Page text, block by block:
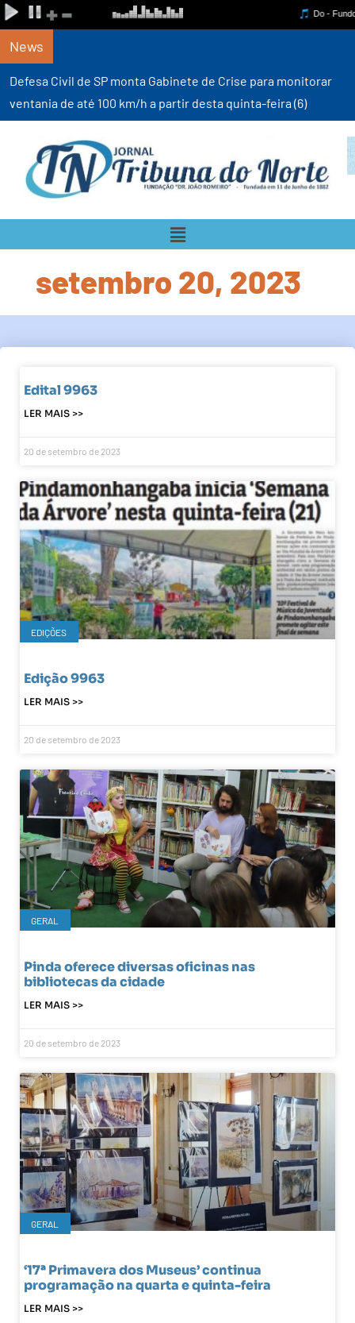
News
Defesa Civil de SP monta Gabinete de Crise para monitorar
ventania de até 100 km/h a partir desta quinta-feira (6)
setembro 20, 2023
Edital 9963
LER MAIS >>
20 de setembro de 2023
EDIÇÕES
Edição 9963
LER MAIS >>
20 de setembro de 2023
GERAL
Pinda oferece diversas oficinas nas
bibliotecas da cidade
LER MAIS >>
20 de setembro de 2023
GERAL
‘17ª Primavera dos Museus’ continua
programação na quarta e quinta-feira
LER MAIS >>